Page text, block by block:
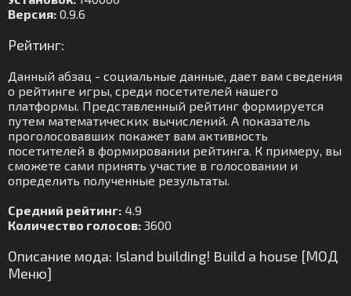
Версия: 0.9.6
Рейтинг:
Данный абзац - социальные данные, дает вам сведения
о рейтинге игры, среди посетителей нашего
платформы. Представленный рейтинг формируется
путем математических вычислений. А показатель
проголосовавших покажет вам активность
посетителей в формировании рейтинга. К примеру, вы
сможете сами принять участие в голосовании и
определить полученные результаты.
Средний рейтинг: 4.9
Количество голосов: 3600
Описание мода: Island building! Build a house [МОД
Меню]